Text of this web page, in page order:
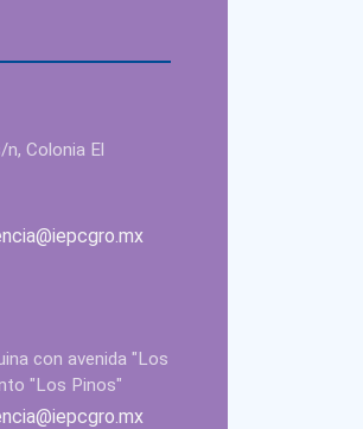
Colonia El
con avenida "Los
"Los Pinos"